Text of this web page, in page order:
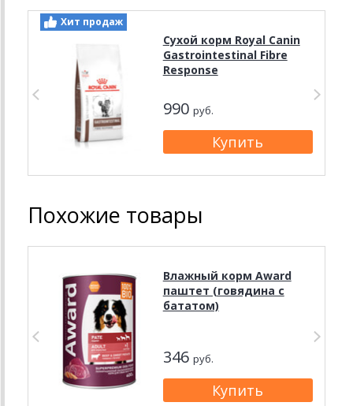
Хит продаж
Сухой корм Royal Canin
Gastrointestinal Fibre
Response
990 руб.
Похожие товары
Влажный корм Award
паштет (говядина с
бататом)
346 руб.